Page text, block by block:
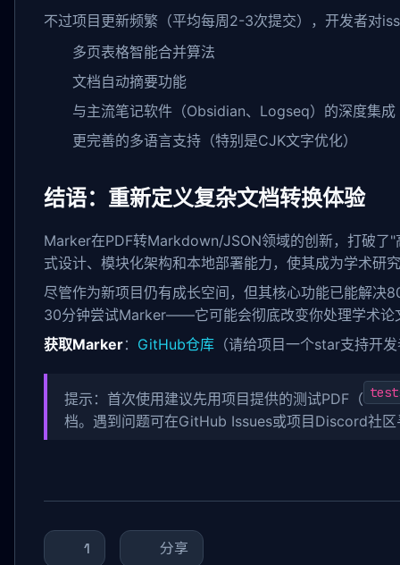
不过项目更新频繁（平均每周2-3次提交），开发者对
多页表格智能合并算法
文档自动摘要功能
与主流笔记软件（Obsidian、Logseq）的深度集成
更完善的多语言支持（特别是CJK文字优化）
结语：重新定义复杂文档转换体验
Marker在PDF转Markdown/JSON领域的创新，打破了
式设计、模块化架构和本地部署能力，使其成为学术研
尽管作为新项目仍有成长空间，但其核心功能已能解决
30分钟尝试Marker——它可能会彻底改变你处理学术论
获取Marker： GitHub仓库 （请给项目一个star支持开
提示：首次使用建议先用项目提供的测试PDF（
档。遇到问题可在GitHub Issues或项目Discord社区
1 分享